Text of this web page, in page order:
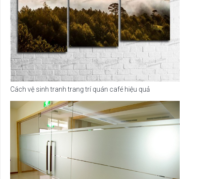
Cách vệ sinh tranh trang trí quán café hiệu quả